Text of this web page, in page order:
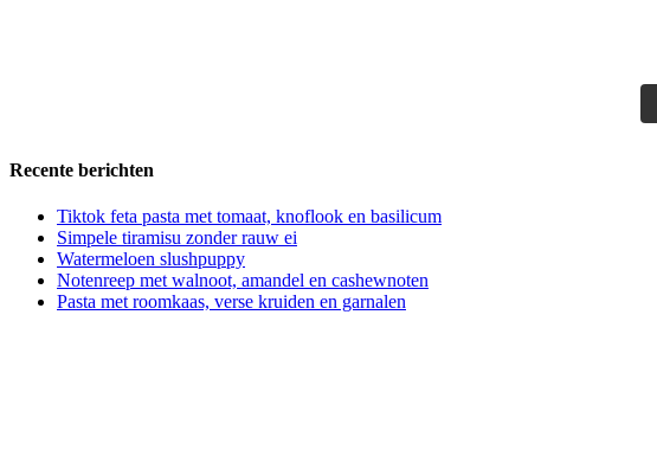
Recente berichten
Tiktok feta pasta met tomaat, knoflook en basilicum
Simpele tiramisu zonder rauw ei
Watermeloen slushpuppy
Notenreep met walnoot, amandel en cashewnoten
Pasta met roomkaas, verse kruiden en garnalen